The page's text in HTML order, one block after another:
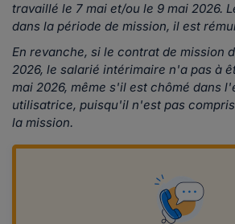
travaillé le 7 mai et/ou le 9 mai 2026.
dans la période de mission, il est
En revanche, si le contrat de mission
2026, le salarié intérimaire n'a pas à
mai 2026, même s'il est chômé dans
utilisatrice, puisqu'il n'est pas
la mission.